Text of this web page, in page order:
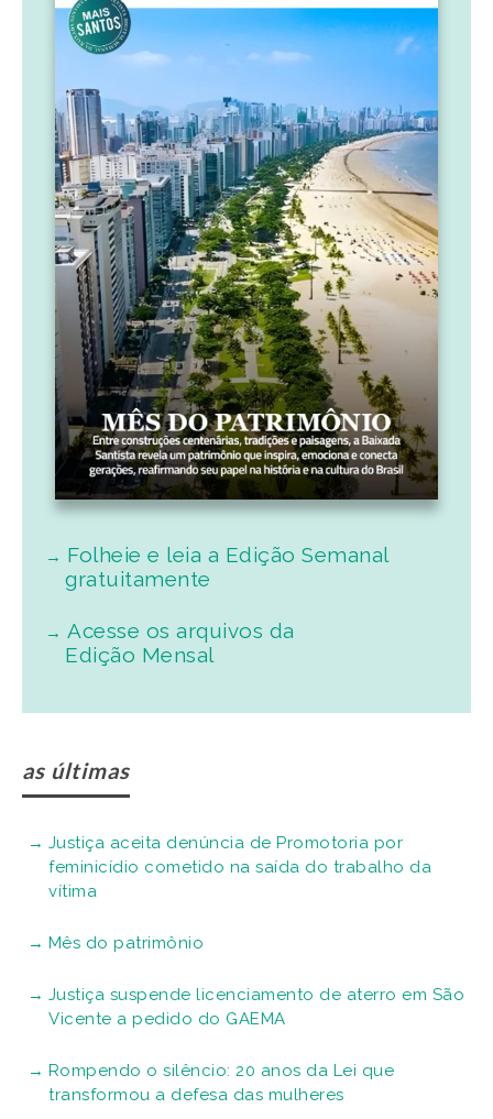
Folheie e leia a Edição Semanal
gratuitamente
Acesse os arquivos da
Edição Mensal
as últimas
Justiça aceita denúncia de Promotoria por
feminicídio cometido na saída do trabalho da
vítima
Mês do patrimônio
Justiça suspende licenciamento de aterro em São
Vicente a pedido do GAEMA
Rompendo o silêncio: 20 anos da Lei que
transformou a defesa das mulheres